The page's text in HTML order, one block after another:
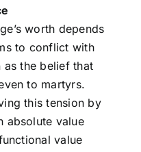
worth depends
to conflict with
the belief that
to martyrs.
this tension by
absolute value
value